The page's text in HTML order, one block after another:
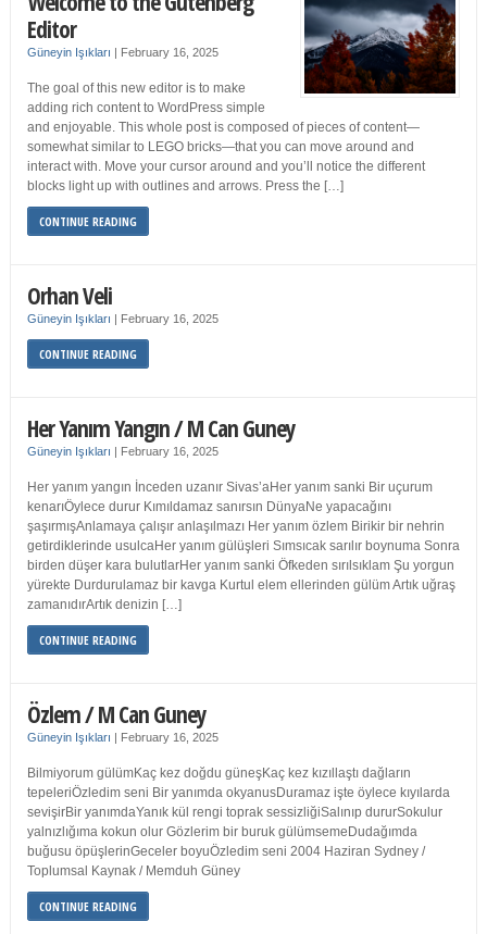
Editor
Güneyin Işıkları | February 16, 2025
The goal of this new editor is to make
adding rich content to WordPress simple
and enjoyable. This whole post is composed of pieces of content—
somewhat similar to LEGO bricks—that you can move around and
interact with. Move your cursor around and you’ll notice the different
blocks light up with outlines and arrows. Press the […]
CONTINUE READING
Orhan Veli
Güneyin Işıkları | February 16, 2025
CONTINUE READING
Her Yanım Yangın / M Can Guney
Güneyin Işıkları | February 16, 2025
Her yanım yangın İnceden uzanır Sivas’aHer yanım sanki Bir uçurum
kenarıÖylece durur Kımıldamaz sanırsın DünyaNe yapacağını
şaşırmışAnlamaya çalışır anlaşılmazı Her yanım özlem Birikir bir nehrin
getirdiklerinde usulcaHer yanım gülüşleri Sımsıcak sarılır boynuma Sonra
birden düşer kara bulutlarHer yanım sanki Öfkeden sırılsıklam Şu yorgun
yürekte Durdurulamaz bir kavga Kurtul elem ellerinden gülüm Artık uğraş
zamanıdırArtık denizin […]
CONTINUE READING
Özlem / M Can Guney
Güneyin Işıkları | February 16, 2025
Bilmiyorum gülümKaç kez doğdu güneşKaç kez kızıllaştı dağların
tepeleriÖzledim seni Bir yanımda okyanusDuramaz işte öylece kıyılarda
sevişirBir yanımdaYanık kül rengi toprak sessizliğiSalınıp dururSokulur
yalnızlığıma kokun olur Gözlerim bir buruk gülümsemeDudağımda
buğusu öpüşlerinGeceler boyuÖzledim seni 2004 Haziran Sydney /
Toplumsal Kaynak / Memduh Güney
CONTINUE READING